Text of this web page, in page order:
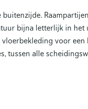
bijna letterlijk in het
voor
tussen alle